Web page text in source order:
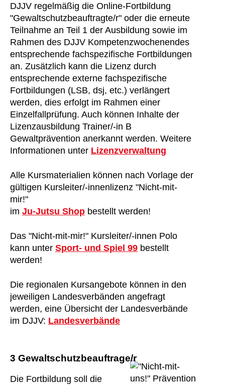
DJJV regelmäßig die Online-Fortbildung
"Gewaltschutzbeauftragte/r" oder die erneute
Teilnahme an Teil 1 der Ausbildung sowie im
Rahmen des DJJV Kompetenzwochenendes
entsprechende fachspezifische Fortbildungen
an. Zusätzlich kann die Lizenz durch
entsprechende externe fachspezifische
Fortbildungen (LSB, dsj, etc.) verlängert
werden, dies erfolgt im Rahmen einer
Einzelfallprüfung. Auch können Inhalte der
Lizenzausbildung Trainer/-in B
Gewaltprävention anerkannt werden. Weitere
Informationen unter Lizenzverwaltung
Alle Kursmaterialien können nach Vorlage der
gültigen Kursleiter/-innenlizenz "Nicht-mit-
mir!"
im Ju-Jutsu Shop bestellt werden!
Das "Nicht-mit-mir!" Kursleiter/-innen Polo
kann unter Sport- und Spiel 99 bestellt
werden!
Die regionalen Kursangebote können in den
jeweiligen Landesverbänden angefragt
werden, eine Übersicht der Landesverbände
im DJJV: Landesverbände
3 Gewaltschutzbeauftrage/r
Die Fortbildung soll die